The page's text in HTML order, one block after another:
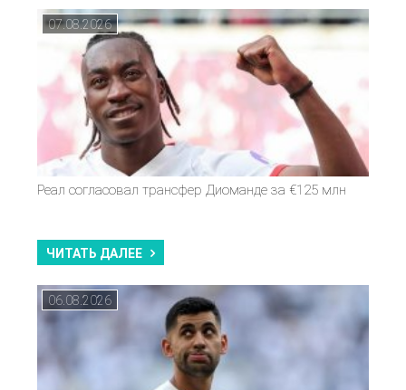
07.08.2026
Реал согласовал трансфер Диоманде за €125 млн
ЧИТАТЬ ДАЛЕЕ
06.08.2026